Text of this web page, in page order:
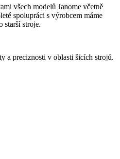
všech modelů Janome včetně
spolupráci s výrobcem máme
starší stroje.
a preciznosti v oblasti šicích strojů.